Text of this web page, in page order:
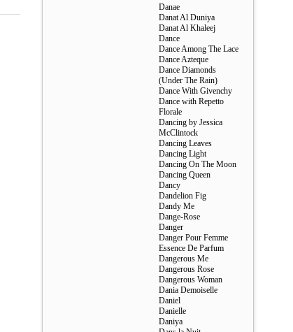
Danae
Danat Al Duniya
Danat Al Khaleej
Dance
Dance Among The Lace
Dance Azteque
Dance Diamonds
(Under The Rain)
Dance With Givenchy
Dance with Repetto
Florale
Dancing by Jessica
McClintock
Dancing Leaves
Dancing Light
Dancing On The Moon
Dancing Queen
Dancy
Dandelion Fig
Dandy Me
Dange-Rose
Danger
Danger Pour Femme
Essence De Parfum
Dangerous Me
Dangerous Rose
Dangerous Woman
Dania Demoiselle
Daniel
Danielle
Daniya